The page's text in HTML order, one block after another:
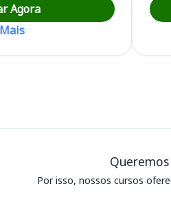
Agora
Por isso, nossos cursos